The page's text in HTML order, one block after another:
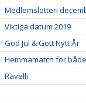
Medlemslotteri
Viktiga datum 2019
God Jul & Gott Nytt År
Hemmamatch för
Ravelli